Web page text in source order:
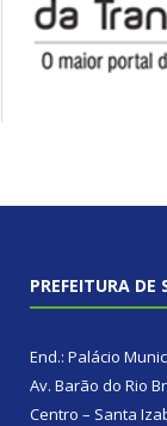
PREFEITURA
End.: Palácio
Av. Barão do Rio
Centro – Santa